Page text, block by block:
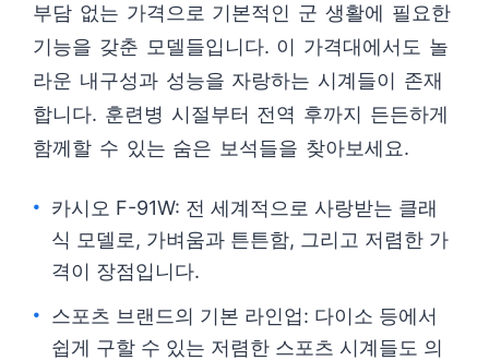
부담 없는 가격으로 기본적인 군 생활에 필요한
기능을 갖춘 모델들입니다. 이 가격대에서도 놀
라운 내구성과 성능을 자랑하는 시계들이 존재
합니다. 훈련병 시절부터 전역 후까지 든든하게
함께할 수 있는 숨은 보석들을 찾아보세요.
카시오 F-91W: 전 세계적으로 사랑받는 클래
식 모델로, 가벼움과 튼튼함, 그리고 저렴한 가
격이 장점입니다.
스포츠 브랜드의 기본 라인업: 다이소 등에서
쉽게 구할 수 있는 저렴한 스포츠 시계들도 의